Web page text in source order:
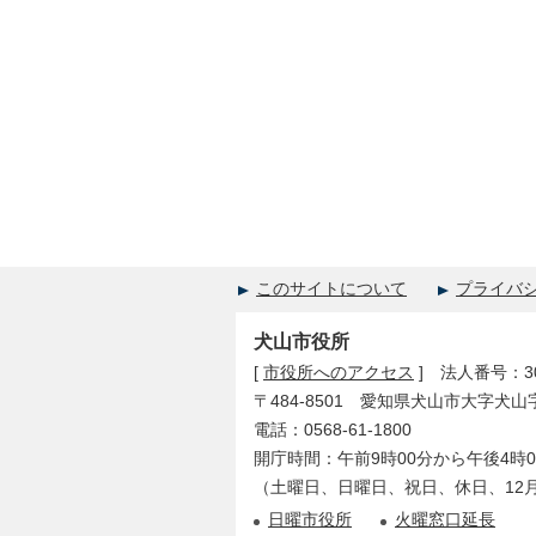
このサイトについて プライバ
犬山市役所
[ 市役所へのアクセス ] 法人番号：
〒484-8501 愛知県犬山市大字犬山
電話：0568-61-1800
開庁時間：午前9時00分から午後4時
（土曜日、日曜日、祝日、休日、12
日曜市役所
火曜窓口延長